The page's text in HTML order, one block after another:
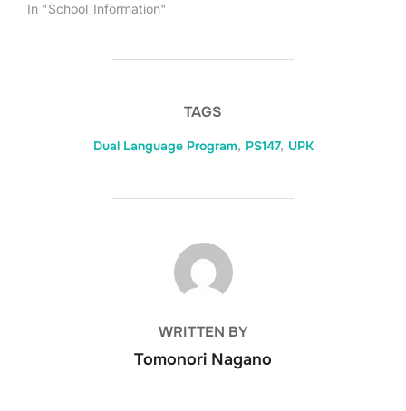
In "School_Information"
TAGS
Dual Language Program, PS147, UPK
POST AUTHOR
WRITTEN BY
Tomonori Nagano